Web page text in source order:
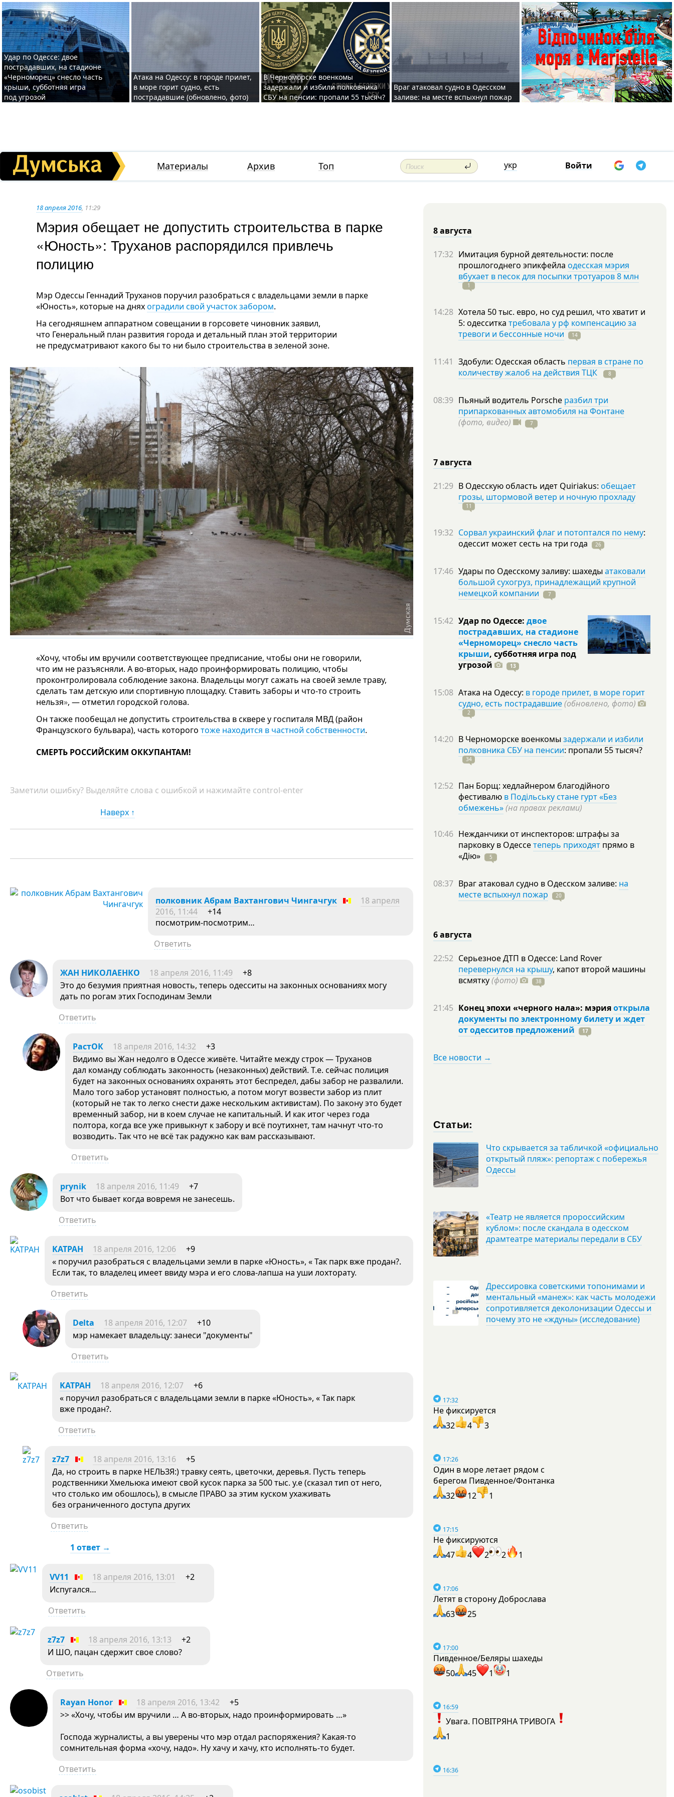
Удар по Одессе: двое
пострадавших, на стадионе
«Черноморец» снесло часть
крыши, субботняя игра
под угрозой
Атака на Одессу: в городе прилет,
в море горит судно, есть
пострадавшие (обновлено, фото)
В Черноморске военкомы
задержали и избили полковника
СБУ на пенсии: пропали 55 тысяч?
Враг атаковал судно в Одесском
заливе: на месте вспыхнул пожар
Материалы Архив Топ укр Войти
18 апреля 2016, 11:29
Мэрия обещает не допустить строительства в парке
«Юность»: Труханов распорядился привлечь
полицию
Мэр Одессы Геннадий Труханов поручил разобраться с владельцами земли в парке
«Юность», которые на дняхоградили свой участок забором.
На сегодняшнем аппаратном совещании в горсовете чиновник заявил,
что Генеральный план развития города и детальный план этой территории
не предусматривают какого бы то ни было строительства в зеленой зоне.
«Хочу, чтобы им вручили соответствующее предписание, чтобы они не говорили,
что им не разъясняли. А во-вторых, надо проинформировать полицию, чтобы
проконтролировала соблюдение закона. Владельцы могут сажать на своей земле траву,
сделать там детскую или спортивную площадку. Ставить заборы и что-то строить
нельзя», — отметил городской голова.
Он также пообещал не допустить строительства в сквере у госпиталя МВД (район
Французского бульвара), часть которого тоже находится в частной собственности.
СМЕРТЬ РОССИЙСКИМ ОККУПАНТАМ!
Заметили ошибку? Выделяйте слова с ошибкой и нажимайте control-enter
Наверх ↑
полковник Абрам Вахтангович Чингачгук
18 апреля
2016, 11:44
+14
посмотрим-посмотрим…
Ответить
ЖАН НИКОЛАЕНКО 18 апреля 2016, 11:49
+8
Это до безумия приятная новость, теперь одесситы на законных основаниях могу
дать по рогам этих Господинам Земли
Ответить
РастОК 18 апреля 2016, 14:32
+3
Видимо вы Жан недолго в Одессе живёте. Читайте между строк — Труханов
дал команду соблюдать законность (незаконных) действий. Т.е. сейчас полиция
будет на законных основаниях охранять этот беспредел, дабы забор не развалили.
Мало того забор установят полностью, а потом могут возвести забор из плит
(который не так то легко снести даже нескольким активистам). По закону это будет
временный забор, ни в коем случае не капитальный. И как итог через года
полтора, когда все уже привыкнут к забору и всё поутихнет, там начнут что-то
возводить. Так что не всё так радужно как вам рассказывают.
Ответить
prynik 18 апреля 2016, 11:49
+7
Вот что бывает когда вовремя не занесешь.
Ответить
KATPAH 18 апреля 2016, 12:06
+9
« поручил разобраться с владельцами земли в парке «Юность», « Так парк вже продан?.
Если так, то владелец имеет ввиду мэра и его слова-лапша на уши лохторату.
Ответить
Delta 18 апреля 2016, 12:07
+10
мэр намекает владельцу: занеси "документы"
Ответить
KATPAH 18 апреля 2016, 12:07
+6
« поручил разобраться с владельцами земли в парке «Юность», « Так парк
вже продан?.
Ответить
z7z7 18 апреля 2016, 13:16
+5
Да, но строить в парке НЕЛЬЗЯ:) травку сеять, цветочки, деревья. Пусть теперь
родственники Хмельюка имеют свой кусок парка за 500 тыс. у.е (сказал тип от него,
что столько им обошлось), в смысле ПРАВО за этим куском ухаживать
без ограниченного доступа других
Ответить
1 ответ →
VV11 18 апреля 2016, 13:01
+2
Испугался…
Ответить
z7z7 18 апреля 2016, 13:13
+2
И ШО, пацан сдержит свое слово?
Ответить
Rayan Honor 18 апреля 2016, 13:42
+5
>> «Хочу, чтобы им вручили … А во-вторых, надо проинформировать …»
Господа журналисты, а вы уверены что мэр отдал распоряжения? Какая-то
сомнительная форма «хочу, надо». Ну хачу и хачу, кто исполнять-то будет.
Ответить
8 августа
17:32 Имитация бурной деятельности: после
прошлогоднего эпикфейла одесская мэрия
вбухает в песок для посыпки тротуаров 8 млн
1
14:28 Хотела 50 тыс. евро, но суд решил, что хватит и
5: одесситка требовала у рф компенсацию за
тревоги и бессонные ночи
14
11:41 Здобули: Одесская область первая в стране по
количеству жалоб на действия ТЦК
8
08:39 Пьяный водитель Porsche разбил три
припаркованных автомобиля на Фонтане
(фото, видео)
7
7 августа
21:29 В Одесскую область идет Quiriakus: обещает
грозы, штормовой ветер и ночную прохладу
11
19:32 Сорвал украинский флаг и потоптался по нему:
одессит может сесть на три года 26
17:46 Удары по Одесскому заливу: шахеды атаковали
большой сухогруз, принадлежащий крупной
немецкой компании
7
15:42 Удар по Одессе: двое
пострадавших, на стадионе
«Черноморец» снесло часть
крыши, субботняя игра под
угрозой
13
15:08 Атака на Одессу: в городе прилет, в море горит
судно, есть пострадавшие(обновлено, фото)
2
14:20 В Черноморске военкомы задержали и избили
полковника СБУ на пенсии: пропали 55тысяч?
34
12:52 Пан Борщ: хедлайнером благодійного
фестивалю в Подільську стане гурт «Без
обмежень»(на правах реклами)
10:46 Нежданчики от инспекторов: штрафы за
парковку в Одессетеперь приходят прямо в
«Дію»
5
08:37 Враг атаковал судно в Одесском заливе: на
месте вспыхнул пожар
20
6 августа
22:52 Серьезное ДТП в Одессе: Land Rover
перевернулся на крышу, капот второй машины
всмятку(фото) 38
21:45 Конец эпохи «черного нала»: мэрияоткрыла
документы по электронному билету и ждет
от одесситов предложений
17
Все новости →
Статьи:
Что скрывается за табличкой «официально
открытый пляж»: репортаж с побережья
Одессы
«Театр не является пророссийским
кублом»: после скандала в одесском
драмтеатре материалы передали в СБУ
Дрессировка советскими топонимами и
ментальный «манеж»: как часть молодежи
сопротивляется деколонизации Одессы и
почему это не «ждуны» (исследование)
17:32
Не фиксируется
32
4 3
17:26
Один в море летает рядом с
берегом Пивденное/Фонтанка
32
12 1
17:15
Не фиксируются
47
4 2 2 1
17:06
Летят в сторону Доброслава
63
25
17:00
Пивденное/Беляры шахеды
50
45 1 1
16:59
Увага. ПОВІТРЯНА ТРИВОГА
1
16:36